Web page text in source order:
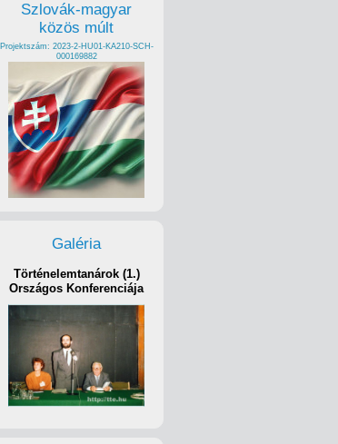
Szlovák-magyar
közös múlt
Projektszám: 2023-2-HU01-KA210-SCH-
000169882
Galéria
Történelemtanárok (1.)
Országos Konferenciája